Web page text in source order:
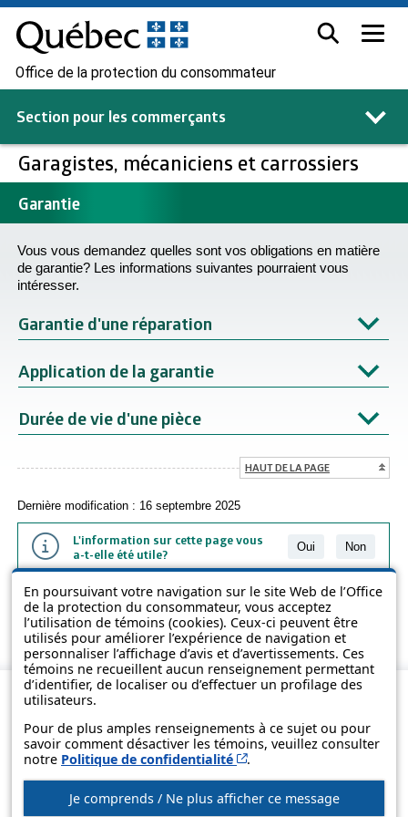
En poursuivant votre navigation sur le site Web de l’Office
de la protection du consommateur, vous acceptez
l’utilisation de témoins (cookies). Ceux-ci peuvent être
utilisés pour améliorer l’expérience de navigation et
personnaliser l’affichage d’avis et d’avertissements. Ces
témoins ne recueillent aucun renseignement permettant
d’identifier, de localiser ou d’effectuer un profilage des
utilisateurs.
Pour de plus amples renseignements à ce sujet ou pour
savoir comment désactiver les témoins, veuillez consulter
notre Politique de confidentialité Cet hyperlien s’ouvrira
.
Je comprends / Ne plus afficher ce message
Office de la protection du consommateur
Section pour les commerçants
Garagistes, mécaniciens et carrossiers
Garantie
Vous vous demandez quelles sont vos obligations en matière
de garantie? Les informations suivantes pourraient vous
intéresser.
Garantie d'une réparation
Application de la garantie
Durée de vie d'une pièce
HAUT DE LA PAGE
Dernière modification : 16 septembre 2025
L'information sur cette page vous
a-t-elle été utile?
Oui Non
L'information présentée dans cette page a été vulgarisée pour en
favoriser la compréhension. Elle ne remplace pas les textes des lois
et des règlements.